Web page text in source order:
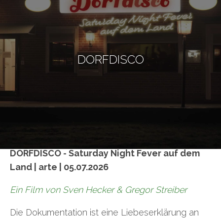
DORFDISCO
DORFDISCO - Saturday Night Fever auf dem
Land | arte | 05.07.2026
Ein Film von Sven Hecker & Gregor Streiber
Die Dokumentation ist eine Liebeserklärung an